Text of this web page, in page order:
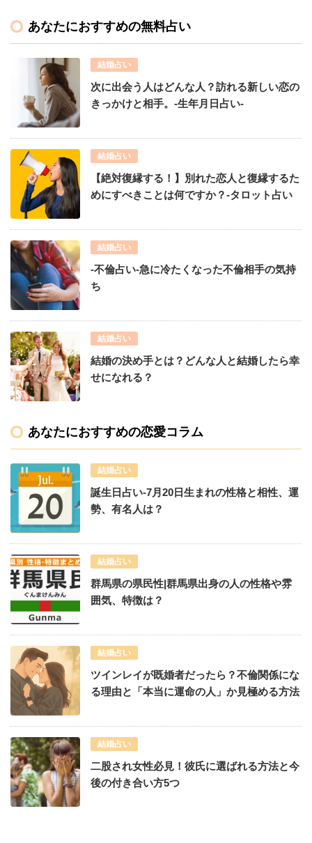
あなたにおすすめの無料占い
結婚占い
次に出会う人はどんな人？訪れる新しい恋の
きっかけと相手。-生年月日占い-
結婚占い
【絶対復縁する！】別れた恋人と復縁するた
めにすべきことは何ですか？-タロット占い
結婚占い
-不倫占い-急に冷たくなった不倫相手の気持
ち
結婚占い
結婚の決め手とは？どんな人と結婚したら幸
せになれる？
あなたにおすすめの恋愛コラム
結婚占い
誕生日占い-7月20日生まれの性格と相性、運
勢、有名人は？
結婚占い
群馬県の県民性|群馬県出身の人の性格や雰
囲気、特徴は？
結婚占い
ツインレイが既婚者だったら？不倫関係にな
る理由と「本当に運命の人」か見極める方法
結婚占い
二股され女性必見！彼氏に選ばれる方法と今
後の付き合い方5つ